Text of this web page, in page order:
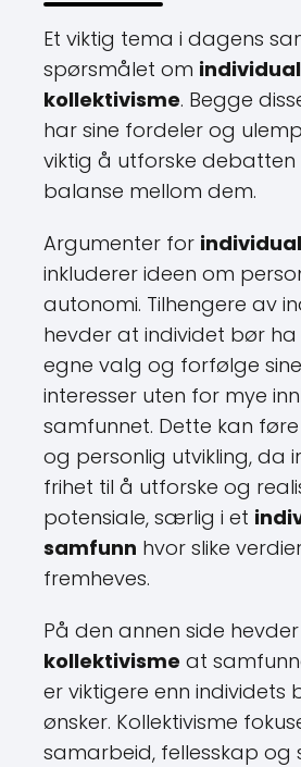
Et viktig tema i dagens
spørsmålet om
kollektivisme. Begge
har sine fordeler og
viktig å utforske debatten
balanse mellom dem.
Argumenter for
inkluderer ideen om
autonomi. Tilhengere av
hevder at individet bør
egne valg og forfølge
interesser uten for mye
samfunnet. Dette kan
og personlig utvikling, da
frihet til å utforske og
potensiale, særlig i et
samfunn hvor slike
fremheves.
På den annen side
kollektivisme at
er viktigere enn individets
ønsker. Kollektivisme
samarbeid, fellesskap og